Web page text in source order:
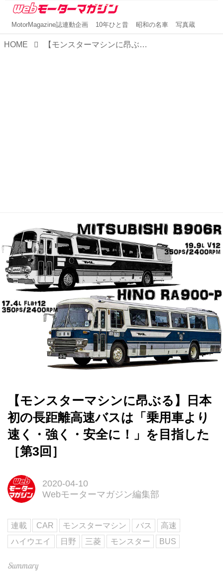
MotorMagazine誌連動企画 10年ひと昔 昭和の名車 写真蔵
HOME 【モンスターマシンに昂ぶる】日本初の長距離高速バスは「乗用車より速く・強く・安全に！」を目指した［第3回］
【モンスターマシンに昂ぶる】日本
初の長距離高速バスは「乗用車より
速く・強く・安全に！」を目指した
［第3回］
2020-04-10
Webモーターマガジン編集部
連載 CAR モンスターマシン バス
高速
ハイウエイ
日野 三菱 モンスター BUS